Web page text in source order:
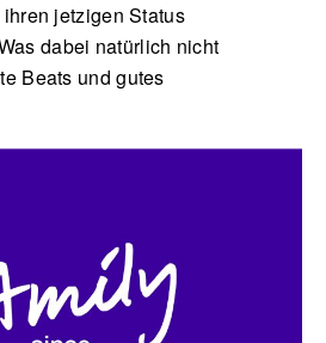
jetzigen Status
dabei natürlich nicht
Beats und gutes